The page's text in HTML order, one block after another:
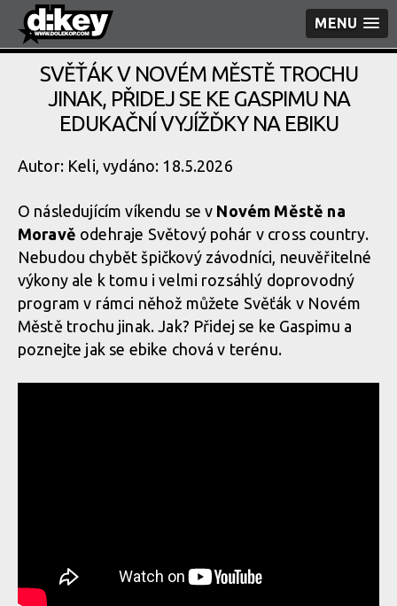
MENU
SVĚŤÁK V NOVÉM MĚSTĚ TROCHU
JINAK, PŘIDEJ SE KE GASPIMU NA
EDUKAČNÍ VYJÍŽĎKY NA EBIKU
Autor: Keli, vydáno: 18.5.2026
O následujícím víkendu se v Novém Městě na
Moravě odehraje Světový pohár v cross country.
Nebudou chybět špičkový závodníci, neuvěřitelné
výkony ale k tomu i velmi rozsáhlý doprovodný
program v rámci něhož můžete Svěťák v Novém
Městě trochu jinak. Jak? Přidej se ke Gaspimu a
poznejte jak se ebike chová v terénu.